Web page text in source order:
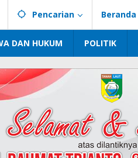
Pencarian Beranda
DAN HUKUM POLITIK